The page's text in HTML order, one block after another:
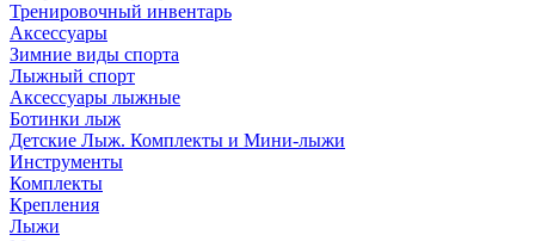
Тренировочный инвентарь
Аксессуары
Зимние виды спорта
Лыжный спорт
Аксессуары лыжные
Ботинки лыж
Детские Лыж. Комплекты и Мини-лыжи
Инструменты
Комплекты
Крепления
Лыжи